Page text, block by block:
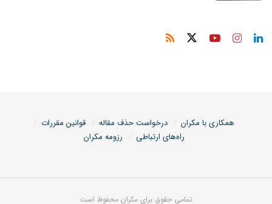
همکاری با مکران درخواست حذف مقاله
قوانین مقررات
راه‌های ارتباطی
رزومه مکران
تمامی حقوق برای مکران محفوظ است